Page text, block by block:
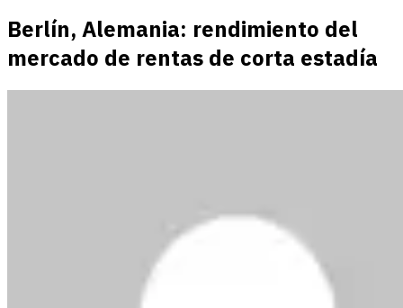
Berlín, Alemania: rendimiento del
mercado de rentas de corta estadía